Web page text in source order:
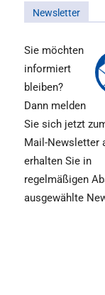
Newsletter
Sie möchten
informiert
bleiben?
Dann melden
Sie sich jetzt
Mail-Newsletter
erhalten Sie in
regelmäßigen
ausgewählte